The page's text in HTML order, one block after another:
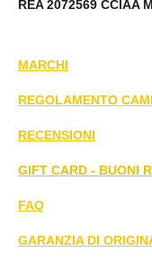
REA 2072569 CCIAA
MARCHI
REGOLAMENTO
RECENSIONI
GIFT CARD - BUONI
FAQ
GARANZIA DI